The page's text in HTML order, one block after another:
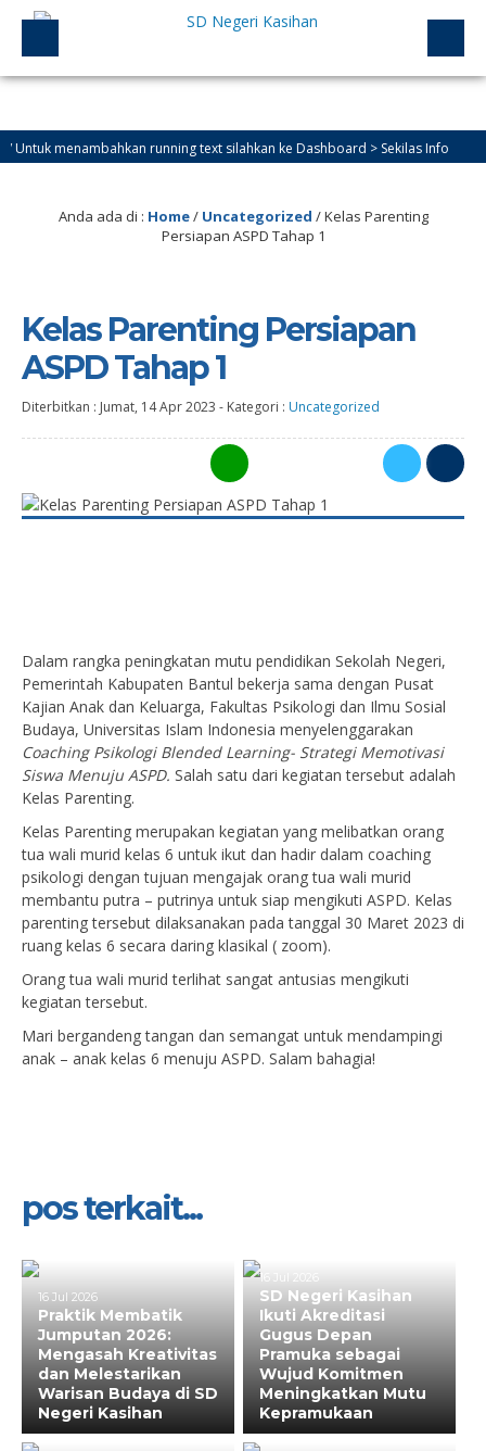
menambahkan running text silahkan ke Dashboard > Sekilas Info
Anda ada di : Home/ Uncategorized /Kelas Parenting
Persiapan ASPD Tahap 1
Kelas Parenting Persiapan
ASPD Tahap 1
Diterbitkan : Jumat, 14 Apr 2023 - Kategori : Uncategorized
Dalam rangka peningkatan mutu pendidikan Sekolah Negeri,
Pemerintah Kabupaten Bantul bekerja sama dengan Pusat
Kajian Anak dan Keluarga, Fakultas Psikologi dan Ilmu Sosial
Budaya, Universitas Islam Indonesia menyelenggarakan
Coaching Psikologi Blended Learning- Strategi Memotivasi
Siswa Menuju ASPD. Salah satu dari kegiatan tersebut adalah
Kelas Parenting.
Kelas Parenting merupakan kegiatan yang melibatkan orang
tua wali murid kelas 6 untuk ikut dan hadir dalam coaching
psikologi dengan tujuan mengajak orang tua wali murid
membantu putra – putrinya untuk siap mengikuti ASPD. Kelas
parenting tersebut dilaksanakan pada tanggal 30 Maret 2023 di
ruang kelas 6 secara daring klasikal ( zoom).
Orang tua wali murid terlihat sangat antusias mengikuti
kegiatan tersebut.
Mari bergandeng tangan dan semangat untuk mendampingi
anak – anak kelas 6 menuju ASPD. Salam bahagia!
pos terkait...
16 Jul 2026
Praktik Membatik
Jumputan 2026:
Mengasah Kreativitas
dan Melestarikan
Warisan Budaya di SD
Negeri Kasihan
16 Jul 2026
SD Negeri Kasihan
Ikuti Akreditasi
Gugus Depan
Pramuka sebagai
Wujud Komitmen
Meningkatkan Mutu
Kepramukaan